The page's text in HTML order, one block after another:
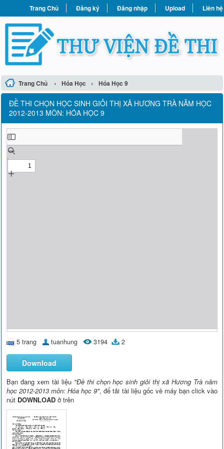
Trang Chủ Đăng ký Đăng nhập Upload Liên hệ
Trang Chủ › Hóa Học › Hóa Học 9
ĐỀ THI CHỌN HỌC SINH GIỎI THỊ XÃ HƯƠNG TRÀ NĂM HỌC
2012-2013 MÔN: HÓA HỌC 9
5 trang tuanhung 3194 2
Download
Bạn đang xem tài liệu "Đề thi chọn học sinh giỏi thị xã Hương Trà năm
học 2012-2013 môn: Hóa học 9", để tải tài liệu gốc về máy bạn click vào
nút DOWNLOAD ở trên